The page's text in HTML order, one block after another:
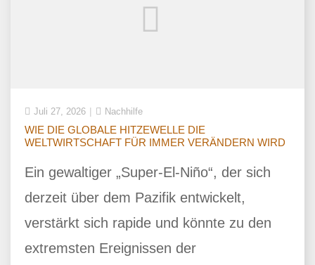
Juli 27, 2026 Nachhilfe
WIE DIE GLOBALE HITZEWELLE DIE
WELTWIRTSCHAFT FÜR IMMER VERÄNDERN WIRD
Ein gewaltiger „Super-El-Niño“, der sich
derzeit über dem Pazifik entwickelt,
verstärkt sich rapide und könnte zu den
extremsten Ereignissen der